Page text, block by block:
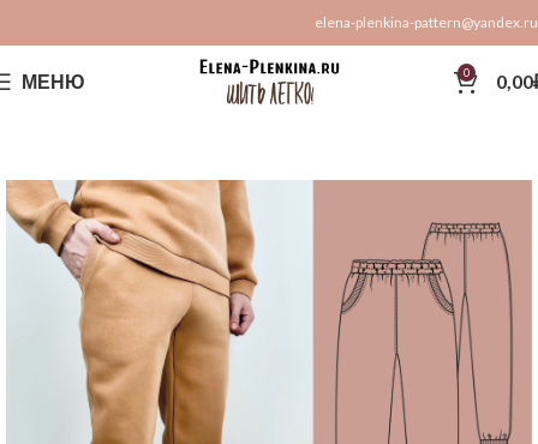
elena-plenkina-pattern@yandex.ru
МЕНЮ 0 0,00